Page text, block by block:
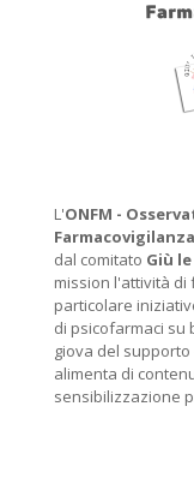
L'ONFM -
dal comitato Giù
mission l'attività di
particolare
di psicofarmaci su
giova del
alimenta di
sensibilizzazione